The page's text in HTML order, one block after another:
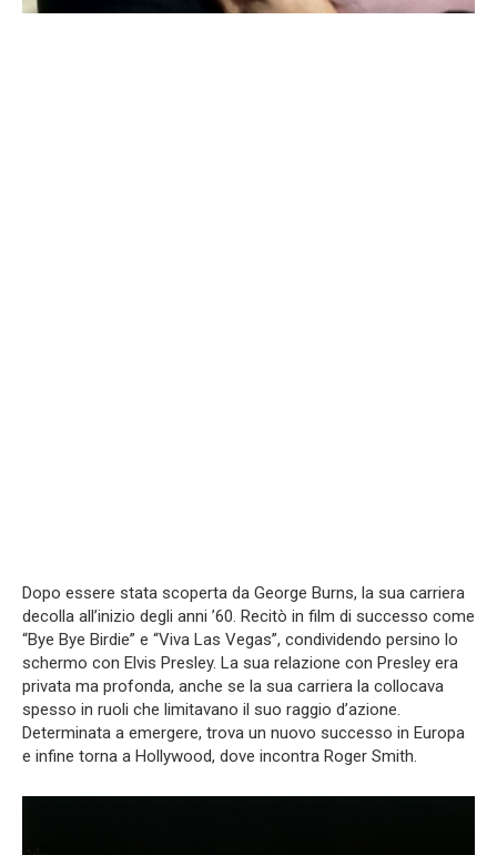
Dopo essere stata scoperta da George Burns, la sua carriera
decolla all’inizio degli anni ’60. Recitò in film di successo come
“Bye Bye Birdie” e “Viva Las Vegas”, condividendo persino lo
schermo con Elvis Presley. La sua relazione con Presley era
privata ma profonda, anche se la sua carriera la collocava
spesso in ruoli che limitavano il suo raggio d’azione.
Determinata a emergere, trova un nuovo successo in Europa
e infine torna a Hollywood, dove incontra Roger Smith.